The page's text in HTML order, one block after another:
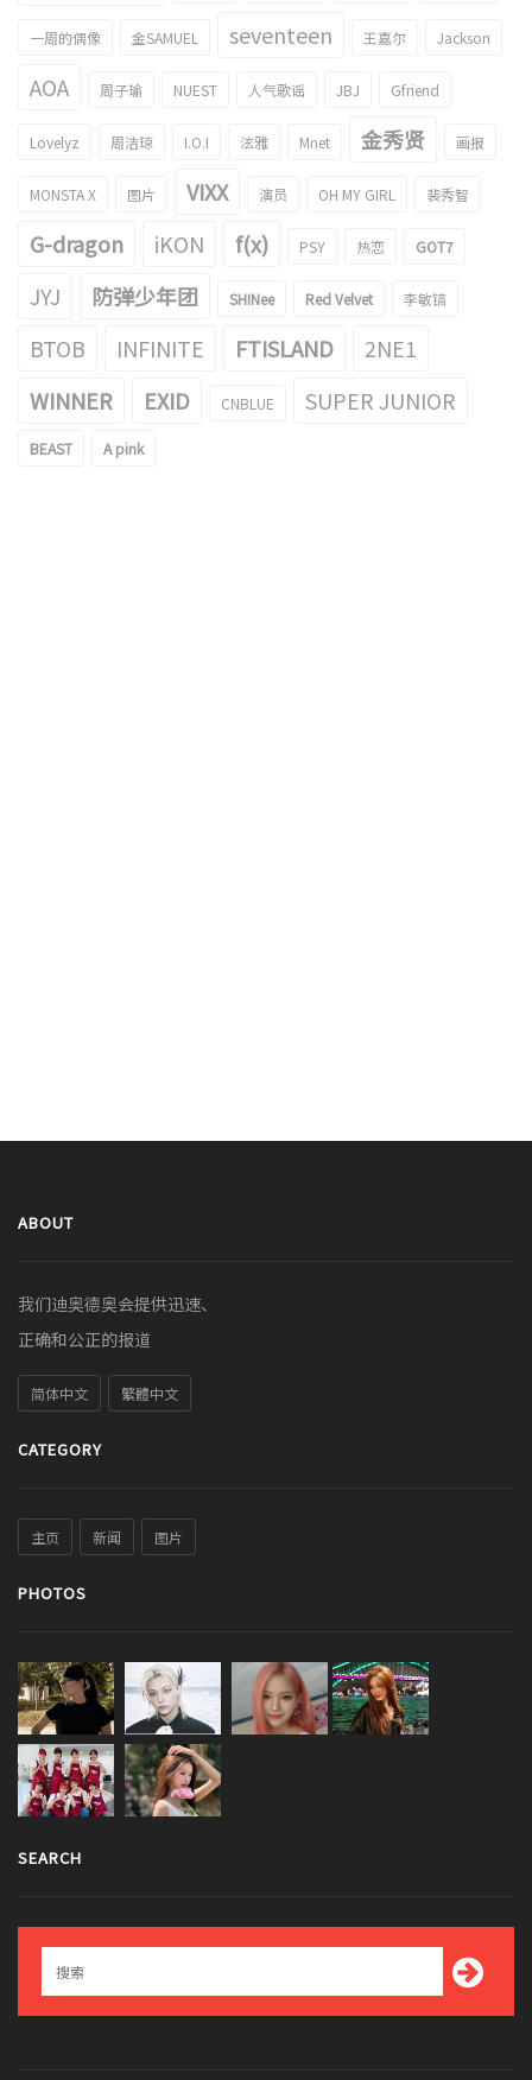
一周的偶像 金SAMUEL seventeen 王嘉尔 Jackson
AOA 周子瑜 NUEST 人气歌谣 JBJ Gfriend
Lovelyz 周洁琼 I.O.I 泫雅 Mnet 金秀贤 画报
MONSTA X 图片 VIXX 演员 OH MY GIRL 裴秀智
G-dragon iKON f(x) PSY 热恋 GOT7
JYJ 防弹少年团 SHINee Red Velvet 李敏镐
BTOB INFINITE FTISLAND
2NE1
WINNER
EXID CNBLUE SUPER JUNIOR
BEAST A pink
ABOUT
我们迪奥德奥会提供迅速、
正确和公正的报道
简体中文 繁體中文
CATEGORY
主页 新闻 图片
PHOTOS
SEARCH